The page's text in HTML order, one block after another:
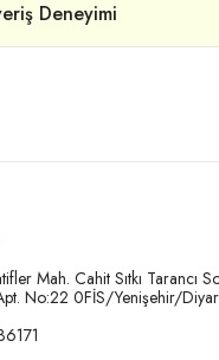
Deneyimi
Mah. Cahit Sıtkı Tarancı
No:22 0FİS/Yenişehir/